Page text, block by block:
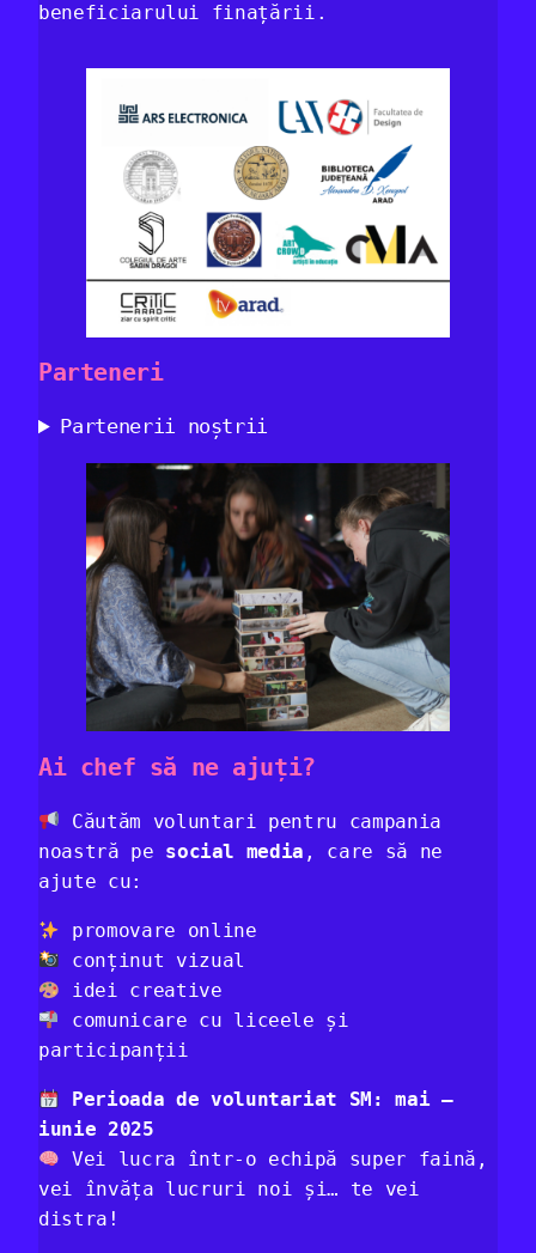
beneficiarului finațării.
Parteneri
Partenerii noștrii
Ai chef să ne ajuți?
Căutăm voluntari pentru campania
noastră pe social media , care să ne
ajute cu:
promovare online
conținut vizual
idei creative
comunicare cu liceele și
participanții
Perioada de voluntariat SM: mai –
iunie 2025
Vei lucra într-o echipă super faină,
vei învăța lucruri noi și… te vei
distra!